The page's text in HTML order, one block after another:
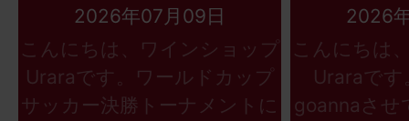
2026年07月09日
こんにちは、ワインショップ
Uraraです。ワールドカップ
サッカー決勝トーナメントに
2026
こんにちは
Uraraです
goannaさせ